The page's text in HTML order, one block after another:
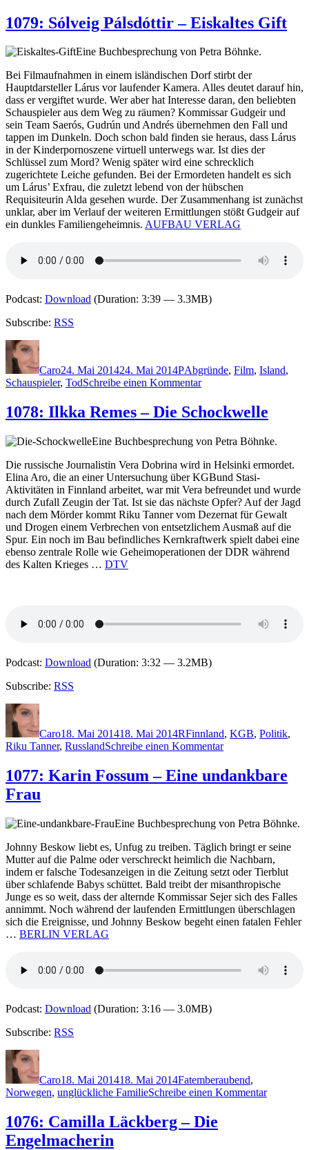
Jo
Nesbø
Koma
1079: Sólveig Pálsdóttir – Eiskaltes Gift
Eine Buchbesprechung von Petra Böhnke.
Bei Filmaufnahmen in einem isländischen Dorf stirbt der
Hauptdarsteller Lárus vor laufender Kamera. Alles deutet darauf hin,
dass er vergiftet wurde. Wer aber hat Interesse daran, den beliebten
Schauspieleraus dem Weg zu räumen? Kommissar Gudgeir und
sein Team Saerós, Gudrún und Andrés übernehmen den Fall und
tappen im Dunkeln. Doch schon bald finden sie heraus, dass Lárus
in der Kinderpornoszene virtuell unterwegs war. Ist dies der
Schlüssel zum Mord? Wenig später wird eine schrecklich
zugerichtete Leiche gefunden. Bei derErmordeten handelt es sich
um Lárus’ Exfrau, die zuletzt lebend von der hübschen
Requisiteurin Alda gesehen wurde. Der Zusammenhang ist zunächst
unklar, aber im Verlauf der weiteren Ermittlungen stößt Gudgeir auf
ein dunkles Familiengeheimnis. AUFBAU VERLAG
Podcast: Download (Duration: 3:39 — 3.3MB)
Subscribe: RSS
Autor
Caro24. Mai 201424. Mai 2014PAbgründe, Film, Island,
Schauspieler, TodSchreibe einen Kommentarzu
Sólveig
Pálsdóttir
Eiskaltes
1078: Ilkka Remes – Die Schockwelle
Eine Buchbesprechung von Petra Böhnke.
Die russische Journalistin Vera Dobrina wird in Helsinki ermordet.
Elina Aro, die an einer Untersuchung über KGBund Stasi-
Aktivitäten in Finnland arbeitet, war mit Vera befreundet und wurde
durch Zufall Zeugin der Tat. Ist sie das nächste Opfer? Auf der Jagd
nach dem Mörder kommt Riku Tanner vom Dezernat für Gewalt
und Drogen einem Verbrechen von entsetzlichem Ausmaß auf die
Spur. Ein noch im Bau befindliches Kernkraftwerk spielt dabei eine
ebenso zentrale Rolle wie Geheimoperationen der DDR während
des Kalten Krieges … DTV
Podcast: Download (Duration: 3:32 — 3.2MB)
Subscribe: RSS
Autor
Caro18. Mai 201418. Mai 2014RFinnland, KGB, Politik,
Riku Tanner, RusslandSchreibe einen Kommentarzu
Ilkka
Remes
Schockwelle
1077: Karin Fossum – Eine undankbare
Frau
Eine Buchbesprechung von Petra Böhnke.
Johnny Beskow liebt es, Unfug zu treiben. Täglich bringt er seine
Mutter auf die Palme oder verschreckt heimlich die Nachbarn,
indem er falsche Todesanzeigen in die Zeitung setzt oder Tierblut
über schlafende Babys schüttet. Bald treibt der misanthropische
Junge es so weit, dass der alternde Kommissar Sejer sich des Falles
annimmt. Noch während der laufenden Ermittlungen überschlagen
sich die Ereignisse, und Johnny Beskow begeht einen fatalen Fehler
… BERLIN VERLAG
Podcast: Download (Duration: 3:16 — 3.0MB)
Subscribe: RSS
Autor
Caro18. Mai 201418. Mai 2014Fatemberaubend,
Norwegen, unglückliche FamilieSchreibe einen Kommentarzu
1076: Camilla Läckberg – Die
Engelmacherin